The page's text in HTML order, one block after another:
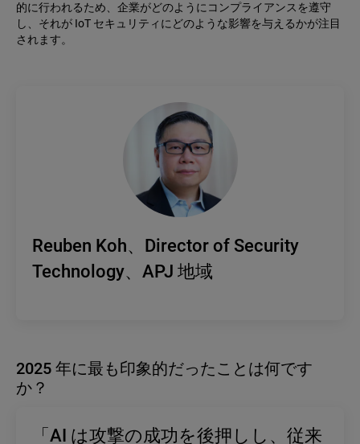
的に行われるため、企業がどのようにコンプライアンスを遵守
し、それが IoT セキュリティにどのような影響を与えるかが注目
されます。
Reuben Koh、Director of Security
Technology、APJ 地域
2025 年に最も印象的だったことは何です
か？
「AI は攻撃の成功を後押しし、従来